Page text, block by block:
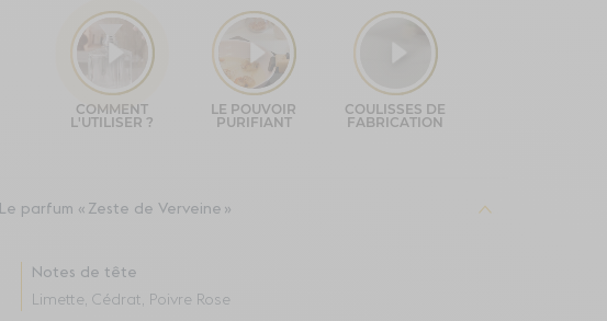
Le parfum Zeste de Verveine
Notes de tête
Limette, Cédrat, Poivre Rose